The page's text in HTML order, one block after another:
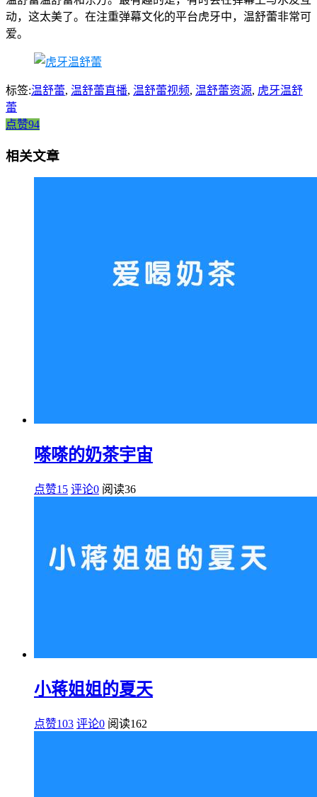
动，这太美了。在注重弹幕文化的平台虎牙中，温舒蕾非常可
爱。
标签:温舒蕾, 温舒蕾直播, 温舒蕾视频, 温舒蕾资源, 虎牙温舒
蕾
点赞94
相关文章
嗏嗏的奶茶宇宙
点赞15 评论0 阅读36
小蒋姐姐的夏天
点赞103 评论0 阅读162